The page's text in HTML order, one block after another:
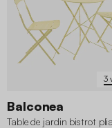
3
Balconea
Table de jardin bistrot